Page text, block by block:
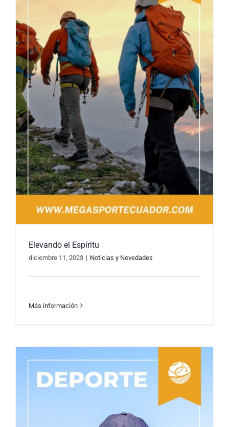
Elevando el Espíritu
Elevando el Espíritu
diciembre 11, 2023 | Noticias y Novedades
Más información